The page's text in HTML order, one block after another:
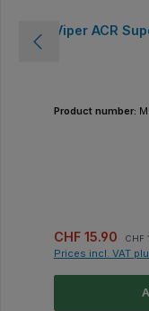
Viper ACR
Product number:
Sale price:
CHF 15.90 CHF
Prices incl. VAT